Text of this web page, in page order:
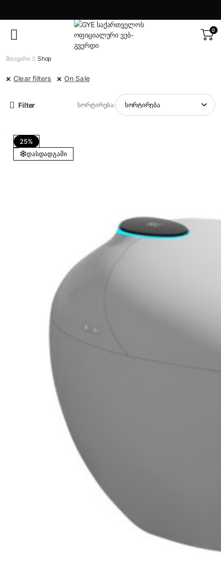
0
მთავარი Shop
Clear filters On Sale
Filter სორტირება:
25%
დასდადგამი